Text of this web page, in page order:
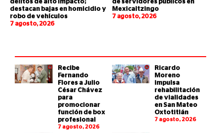
delitos de alto impacto;
destacan bajas en homicidio y
robo de vehículos
7 agosto, 2026
de servidores públicos en
Mexicaltzingo
7 agosto, 2026
Recibe
Fernando
Flores a Julio
César Chávez
para
promocionar
función de box
profesional
7 agosto, 2026
Ricardo
Moreno
impulsa
rehabilitación
de vialidades
en San Mateo
Oxtotitlán
7 agosto, 2026